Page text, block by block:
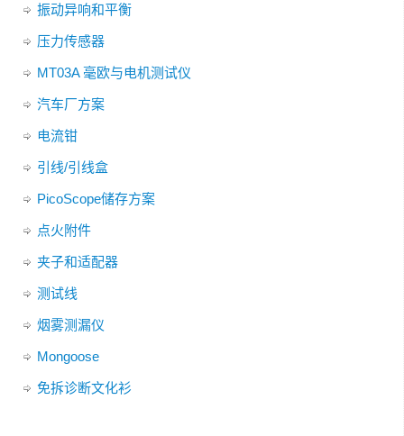
振动异响和平衡
压力传感器
MT03A 毫欧与电机测试仪
汽车厂方案
电流钳
引线/引线盒
PicoScope储存方案
点火附件
夹子和适配器
测试线
烟雾测漏仪
Mongoose
免拆诊断文化衫